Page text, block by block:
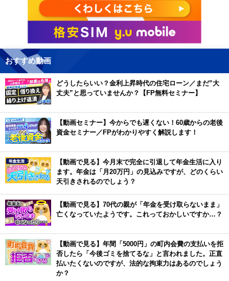
おすすめ動画
どうしたらいい？金利上昇時代の住宅ローン／まだ”大
丈夫”と思っていませんか？【FP無料セミナー】
【動画セミナー】今からでも遅くない！60歳からの老後
資金セミナー／FPがわかりやすく解説します！
【動画で見る】今月末で完全に引退して年金生活に入り
ます。年金は「月20万円」の見込みですが、どのくらい
天引きされるのでしょう？
【動画で見る】70代の親が「年金を受け取らないまま」
亡くなっていたようです。これっておかしいですか…？
【動画で見る】年間「5000円」の町内会費の支払いを拒
否したら「今後ゴミを捨てるな」と言われました。正直
払いたくないのですが、法的な拘束力はあるのでしょう
か？